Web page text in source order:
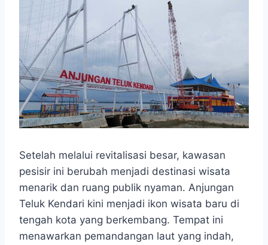
Setelah melalui revitalisasi besar, kawasan
pesisir ini berubah menjadi destinasi wisata
menarik dan ruang publik nyaman. Anjungan
Teluk Kendari kini menjadi ikon wisata baru di
tengah kota yang berkembang. Tempat ini
menawarkan pemandangan laut yang indah,